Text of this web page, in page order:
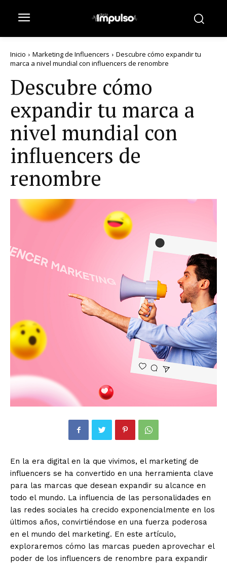
Inicio Marketing de Influencers
Descubre cómo expandir tu
marca a nivel mundial con influencers de renombre
Descubre cómo
expandir tu marca a
nivel mundial con
influencers de
renombre
En la era digital en la que vivimos, el marketing de
influencers se ha convertido en una herramienta clave
para las marcas que desean expandir su alcance en
todo el mundo. La influencia de las personalidades en
las redes sociales ha crecido exponencialmente en los
últimos años, convirtiéndose en una fuerza poderosa
en el mundo del marketing. En este artículo,
exploraremos cómo las marcas pueden aprovechar el
poder de los influencers de renombre para expandir